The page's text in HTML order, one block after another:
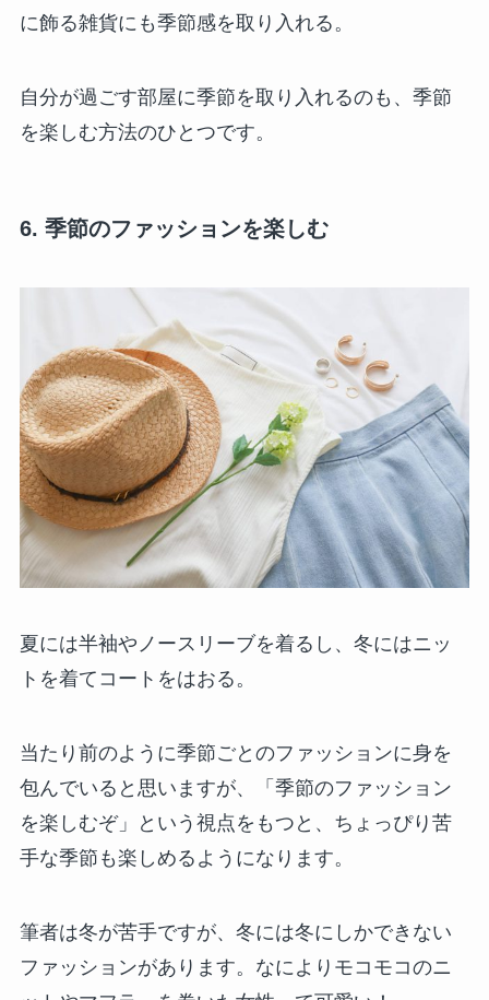
に飾る雑貨にも季節感を取り入れる。
自分が過ごす部屋に季節を取り入れるのも、季節
を楽しむ方法のひとつです。
6. 季節のファッションを楽しむ
夏には半袖やノースリーブを着るし、冬にはニッ
トを着てコートをはおる。
当たり前のように季節ごとのファッションに身を
包んでいると思いますが、「季節のファッション
を楽しむぞ」という視点をもつと、ちょっぴり苦
手な季節も楽しめるようになります。
筆者は冬が苦手ですが、冬には冬にしかできない
ファッションがあります。なによりモコモコのニ